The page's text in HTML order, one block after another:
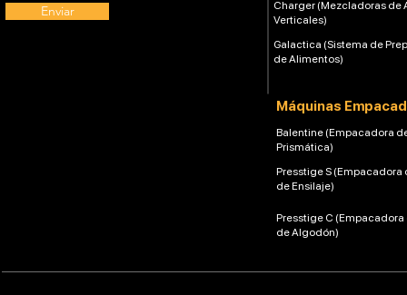
Enviar
Charger (Mezcladoras de
Verticales)
Galactica (Sistema de
de Alimentos)
Máquinas
Balentine (Empacadora
Prismática)
Presstige S (Empacadora
de Ensilaje)
Presstige C (Empacadora
de Algodón)